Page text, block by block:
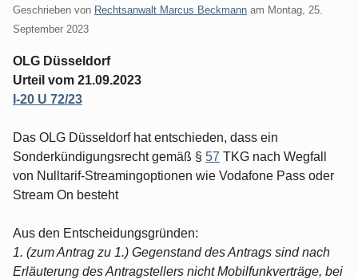
Geschrieben von Rechtsanwalt Marcus Beckmann am Montag, 25.
September 2023
OLG Düsseldorf
Urteil vom 21.09.2023
I-20 U 72/23
Das OLG Düsseldorf hat entschieden, dass ein
Sonderkündigungsrecht gemäß § 57 TKG nach Wegfall
von Nulltarif-Streamingoptionen wie Vodafone Pass oder
Stream On besteht
Aus den Entscheidungsgründen:
1. (zum Antrag zu 1.) Gegenstand des Antrags sind nach
Erläuterung des Antragstellers nicht Mobilfunkverträge, bei